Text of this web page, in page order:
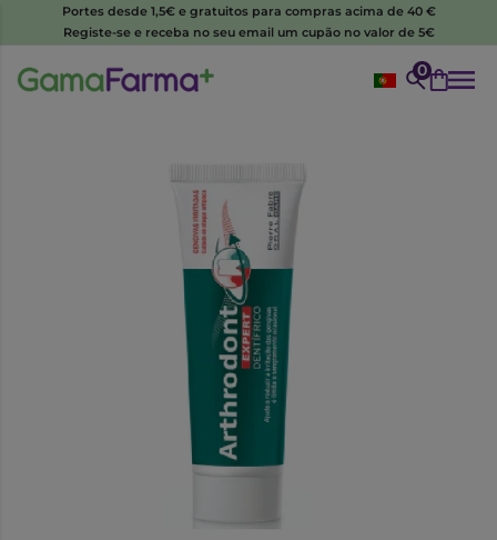
Portes desde 1,5€ e gratuitos para compras acima de 40 €
Registe-se e receba no seu email um cupão no valor de 5€
0